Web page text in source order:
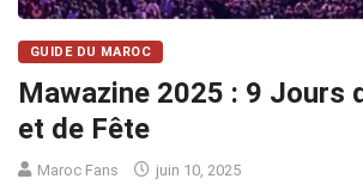
GUIDE DU MAROC
Mawazine 2025 : 9 Jours
et de Fête
Maroc Fans juin 10, 2025